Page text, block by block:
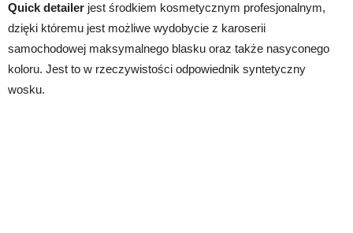
Quick detailer jest środkiem kosmetycznym profesjonalnym,
dzięki któremu jest możliwe wydobycie z karoserii
samochodowej maksymalnego blasku oraz także nasyconego
koloru. Jest to w rzeczywistości odpowiednik syntetyczny
wosku.